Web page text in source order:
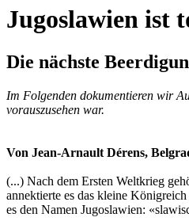
Jugoslawien ist
Die nächste
Im Folgenden dokumentieren wir
vorauszusehen war.
Von Jean-Arnault Dérens,
(...) Nach dem Ersten Weltkrieg
annektierte es das kleine
es den Namen Jugoslawien: